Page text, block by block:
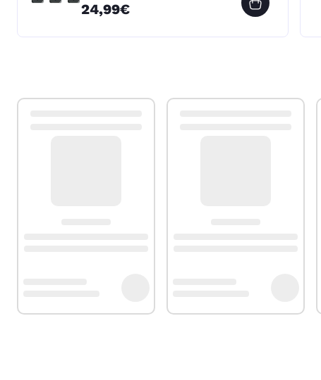
24,99€